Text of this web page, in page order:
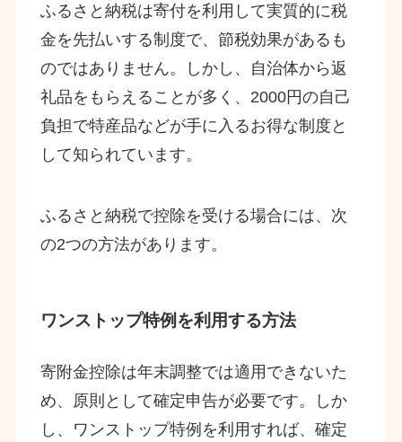
ふるさと納税は寄付を利用して実質的に税
金を先払いする制度で、節税効果があるも
のではありません。しかし、自治体から返
礼品をもらえることが多く、2000円の自己
負担で特産品などが手に入るお得な制度と
して知られています。
ふるさと納税で控除を受ける場合には、次
の2つの方法があります。
ワンストップ特例を利用する方法
寄附金控除は年末調整では適用できないた
め、原則として確定申告が必要です。しか
し、ワンストップ特例を利用すれば、確定